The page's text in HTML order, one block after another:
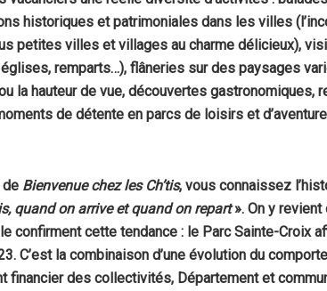
historiques et patrimoniales dans les villes
petites villes et villages au charme délicieux),
remparts…), flâneries sur des paysages
la hauteur de vue, découvertes gastronomiques,
de détente en parcs de loisirs et
de Bienvenue chez les Ch’tis, vous connaissez
quand on arrive et quand on repart». On y
confirment cette tendance : le Parc Sainte-Croix
C’est la combinaison d’une évolution du
financier des collectivités, Département et